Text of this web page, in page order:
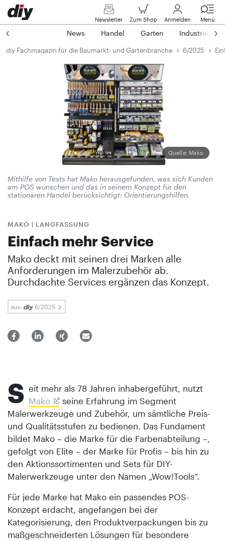
Newsletter Zum Shop Anmelden Menü
News Handel Garten Industrie
diy Fachmagazin für die Baumarkt- und Gartenbranche 6/2025
Quelle: Mako
Mithilfe von Tests hat Mako herausgefunden, was sich Kunden
am POS wünschen und das in seinem Konzept für den
stationären Handel berücksichtigt: Orientierungshilfen.
MAKO | LANGFASSUNG
Einfach mehr Service
Mako deckt mit seinen drei Marken alle
Anforderungen im Malerzubehör ab.
Durchdachte Services ergänzen das ­Konzept.
aus: 6/2025
S eit mehr als 78 Jahren inhabergeführt, nutzt
Mako
seine Erfahrung im Segment
Malerwerkzeuge und Zubehör, um sämtliche Preis-
und Qualitätsstufen zu bedienen. Das Fundament
bildet Mako – die Marke für die Farbenabteilung –,
gefolgt von Elite – der Marke für Profis – bis hin zu
den Aktionssortimenten und Sets für DIY-
Malerwerkzeuge unter den Namen „Wow!Tools“.
Für jede Marke hat Mako ein passendes POS-
Konzept erdacht, angefangen bei der
Kategorisierung, den Produktverpackungen bis zu
maßgeschneiderten Lösungen für besondere